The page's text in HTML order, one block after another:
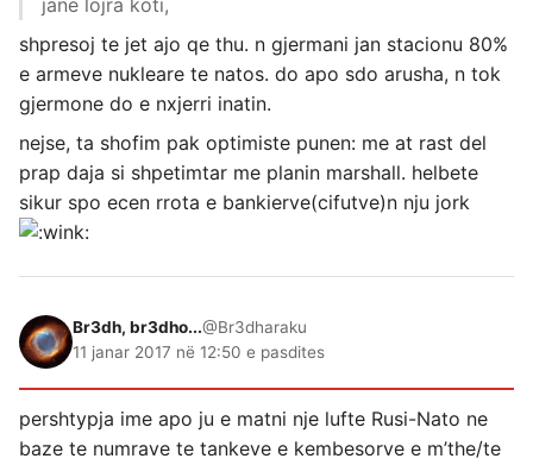
jane lojra koti,
shpresoj te jet ajo qe thu. n gjermani jan stacionu 80%
e armeve nukleare te natos. do apo sdo arusha, n tok
gjermone do e nxjerri inatin.
nejse, ta shofim pak optimiste punen: me at rast del
prap daja si shpetimtar me planin marshall. helbete
sikur spo ecen rrota e bankierve(cifutve)n nju jork
Br3dh, br3dho...@Br3dharaku
11 janar 2017 në 12:50 e pasdites
pershtypja ime apo ju e matni nje lufte Rusi-Nato ne
baze te numrave te tankeve e kembesorve e m’the/te